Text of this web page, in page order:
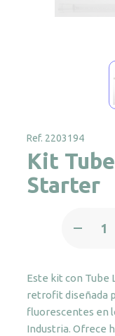
Ref. 2203194
Kit
Starter
Tube
+
Starter
cantidad
Este kit con Tube
retrofit diseñada
fluorescentes en
Industria. Ofrece